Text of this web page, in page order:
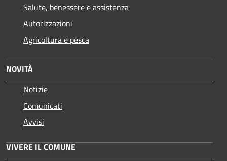
Salute, benessere e assistenza
Autorizzazioni
Agricoltura e pesca
NOVITÀ
Notizie
Comunicati
Avvisi
VIVERE IL COMUNE